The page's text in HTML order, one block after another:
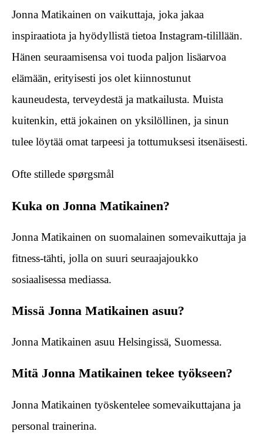
Jonna Matikainen on vaikuttaja, joka jakaa
inspiraatiota ja hyödyllistä tietoa Instagram-tilillään.
Hänen seuraamisensa voi tuoda paljon lisäarvoa
elämään, erityisesti jos olet kiinnostunut
kauneudesta, terveydestä ja matkailusta. Muista
kuitenkin, että jokainen on yksilöllinen, ja sinun
tulee löytää omat tarpeesi ja tottumuksesi itsenäisesti.
Ofte stillede spørgsmål
Kuka on Jonna Matikainen?
Jonna Matikainen on suomalainen somevaikuttaja ja
fitness-tähti, jolla on suuri seuraajajoukko
sosiaalisessa mediassa.
Missä Jonna Matikainen asuu?
Jonna Matikainen asuu Helsingissä, Suomessa.
Mitä Jonna Matikainen tekee työkseen?
Jonna Matikainen työskentelee somevaikuttajana ja
personal trainerina.